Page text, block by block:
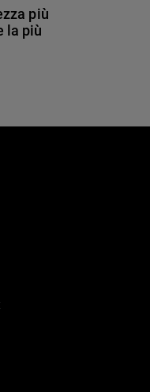
più
la più